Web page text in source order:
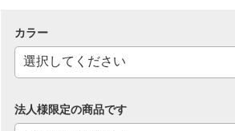
カラー
法人様限定の商品です